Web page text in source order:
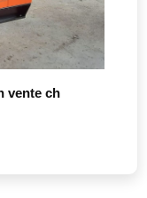
vente ch